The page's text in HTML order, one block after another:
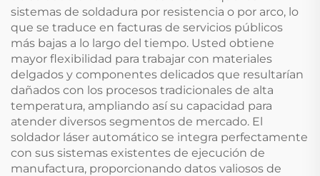
sistemas de soldadura por resistencia o por arco, lo
que se traduce en facturas de servicios públicos
más bajas a lo largo del tiempo. Usted obtiene
mayor flexibilidad para trabajar con materiales
delgados y componentes delicados que resultarían
dañados con los procesos tradicionales de alta
temperatura, ampliando así su capacidad para
atender diversos segmentos de mercado. El
soldador láser automático se integra perfectamente
con sus sistemas existentes de ejecución de
manufactura, proporcionando datos valiosos de